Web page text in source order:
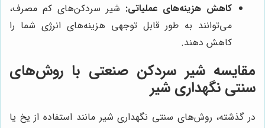
کاهش هزینه‌های عملیاتی: شیر سردکن‌های کم مصرف،
می‌توانند به طور قابل توجهی هزینه‌های انرژی شما را
کاهش دهند.
مقایسه شیر سردکن صنعتی با روش‌های
سنتی نگهداری شیر
در گذشته، روش‌های سنتی نگهداری شیر مانند استفاده از یخ یا